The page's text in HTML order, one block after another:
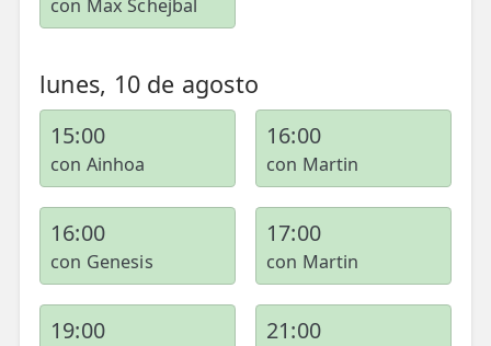
☎️ 91 005 23 63
ESPECIALIDADES
🩻 Fisioterapia Traumatológica
😧 Fisioterapia ATM
🦴 Osteopatía
🫶 Suelo Pélvico
💆 Masajes Madrid
con Max Schejbal
lunes, 10 de agosto
15:00
con Ainhoa
16:00
con Martin
16:00
con Genesis
17:00
con Martin
19:00 21:00